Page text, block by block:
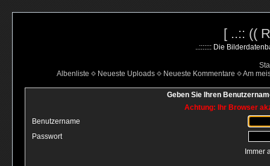
[ ..:: ((
..::::::: Die
Albenliste
Neueste Uploads Neueste Kommentare Am
Geben Sie Ihren
Achtung: Ihr Browser
Benutzername
Passwort
Immer